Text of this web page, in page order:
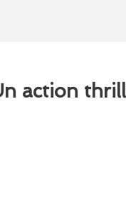
action